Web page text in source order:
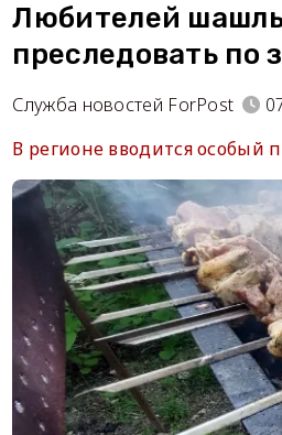
Любителей
преследовать по
Служба новостей ForPost
В регионе вводится